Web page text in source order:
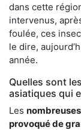
dans cette
intervenus,
foulée, ces
le dire,
année.
Quelles sont
asiatiques qui
Les
provoqué de